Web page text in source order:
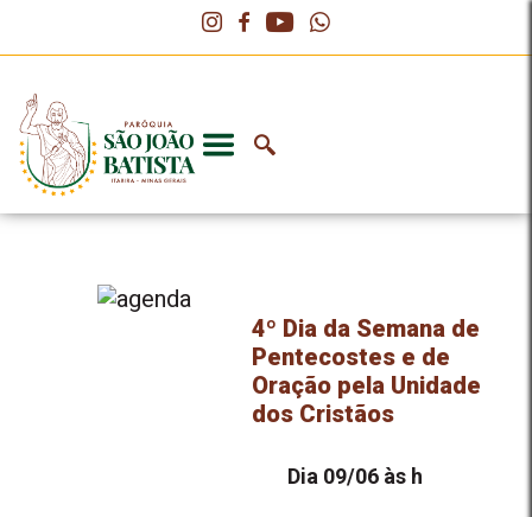
4º Dia da Semana de
Pentecostes e de
Oração pela Unidade
dos Cristãos
Dia 09/06 às h